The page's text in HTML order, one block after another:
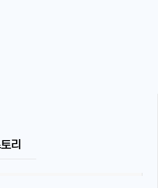
리